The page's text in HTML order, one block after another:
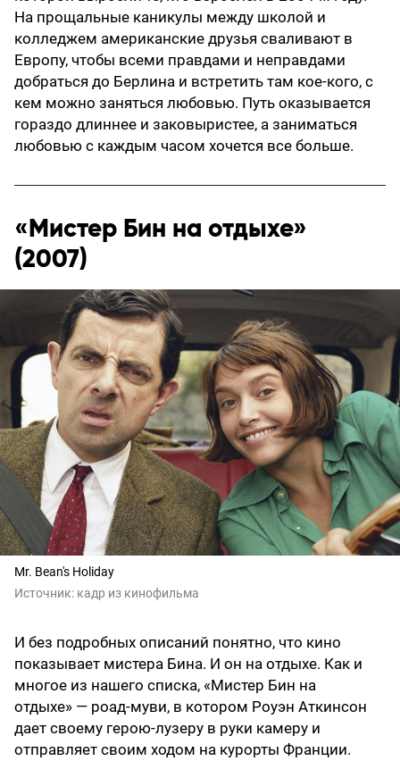
На прощальные каникулы между школой и
колледжем американские друзья сваливают в
Европу, чтобы всеми правдами и неправдами
добраться до Берлина и встретить там кое-кого, с
кем можно заняться любовью. Путь оказывается
гораздо длиннее и заковыристее, а заниматься
любовью с каждым часом хочется все больше.
«Мистер Бин на отдыхе»
(2007)
Mr. Bean's Holiday
Источник: кадр из кинофильма
И без подробных описаний понятно, что кино
показывает мистера Бина. И он на отдыхе. Как и
многое из нашего списка, «Мистер Бин на
отдыхе» — роад-муви, в котором Роуэн Аткинсон
дает своему герою-лузеру в руки камеру и
отправляет своим ходом на курорты Франции.